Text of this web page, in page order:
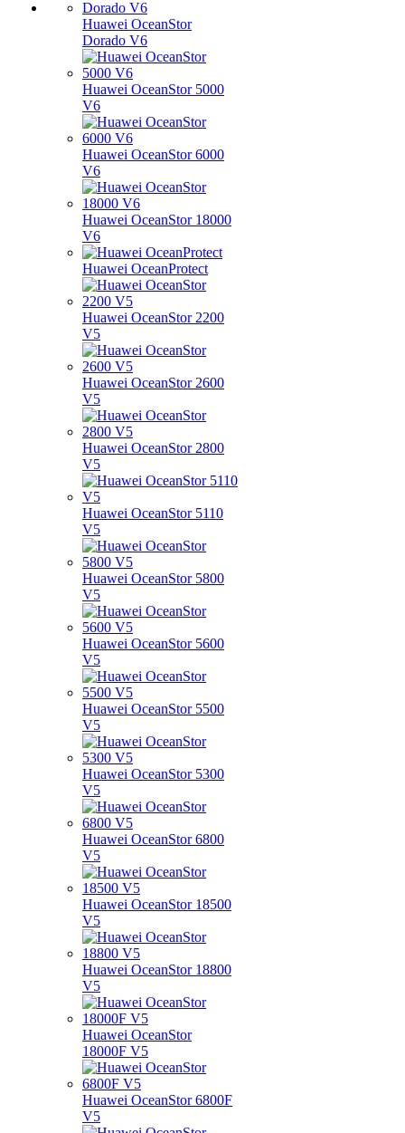
Huawei OceanStor
Dorado V6
Huawei OceanStor 5000
V6
Huawei OceanStor 6000
V6
Huawei OceanStor 18000
V6
Huawei OceanProtect
Huawei OceanStor 2200
V5
Huawei OceanStor 2600
V5
Huawei OceanStor 2800
V5
Huawei OceanStor 5110
V5
Huawei OceanStor 5800
V5
Huawei OceanStor 5600
V5
Huawei OceanStor 5500
V5
Huawei OceanStor 5300
V5
Huawei OceanStor 6800
V5
Huawei OceanStor 18500
V5
Huawei OceanStor 18800
V5
Huawei OceanStor
18000F V5
Huawei OceanStor 6800F
V5